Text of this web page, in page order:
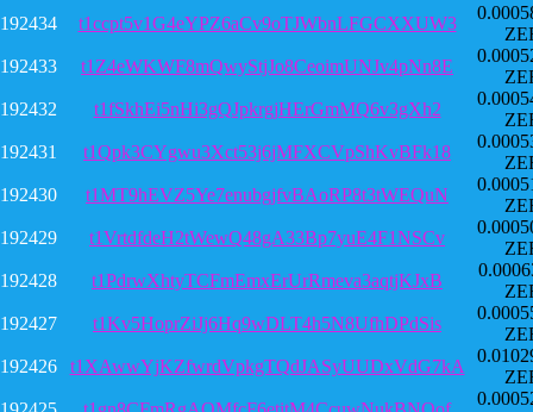
192434
t1ccpt5v1G4eYPZ6aCv9oTJWbnLFGCXXUW3
192433
t1Z4eWKWF8mQwyStjJo8CeoimUNJv4pNn8E
192432
t1fSkhEi5nHi3gQJpkrgjHErGmMQ6v3gXh2
192431
t1Qpk3CYgwu3Xct53j6jMFXCVpShKvBFk18
192430
t1MT9hEVZ5Ye7enubgjfvBAoRP8t3tWEQuN
192429
t1VrtdfdeH2tWewQ48gA33Bp7yuE4F1NSCv
192428
t1PdrwXhtyTCFmEmxErUrRmeva3aqtjKJxB
192427
t1Kv5HoprZiJj6Hq9wDLT4h5N8UfhDPdSis
192426
t1XAwwYjKZfwrdVpkgTQdJASyUUDxVdG7kA